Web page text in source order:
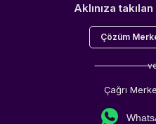
Aklınıza
Çözüm
Çağrı